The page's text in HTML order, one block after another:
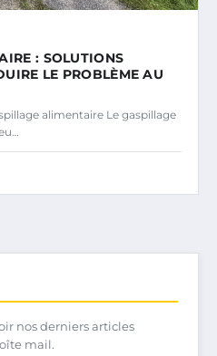
: SOLUTIONS
LE PROBLÈME AU
alimentaire Le gaspillage
nos derniers articles
mail.